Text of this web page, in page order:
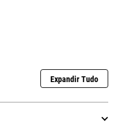
Expandir Tudo